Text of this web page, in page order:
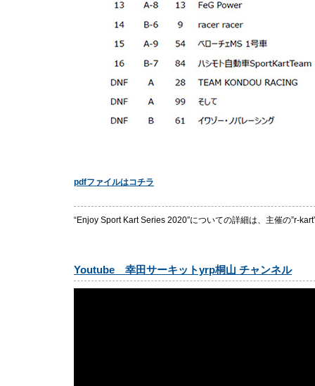
pdfファイルはコチラ
“Enjoy Sport Kart Series 2020″についての詳細は、主催の”r-
Youtube 幸田サーキットyrp桐山 チャンネル